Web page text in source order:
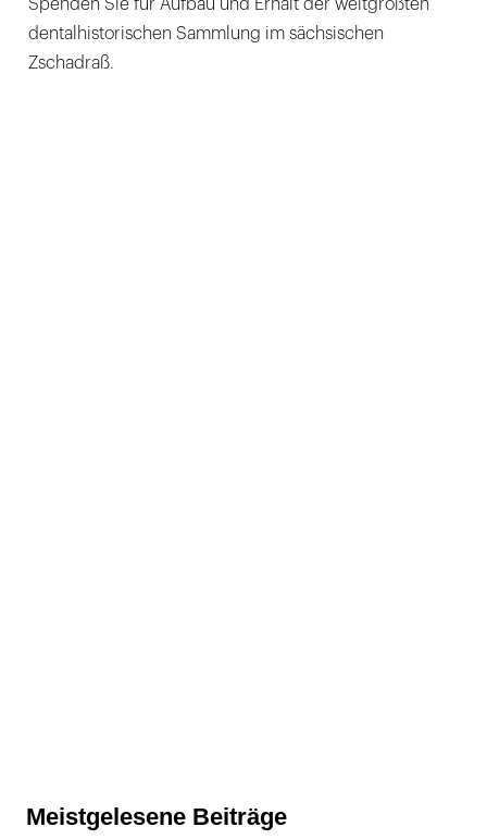
Spenden Sie für Aufbau und Erhalt der weltgrößten
dentalhistorischen Sammlung im sächsischen
Zschadraß.
Meistgelesene Beiträge